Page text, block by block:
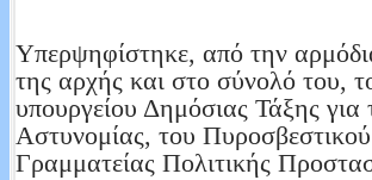
Υπερψηφίστηκε, από την
της αρχής και στο σύνολό του,
υπουργείου Δημόσιας Τάξης
Αστυνομίας, του
Γραμματείας Πολιτικής